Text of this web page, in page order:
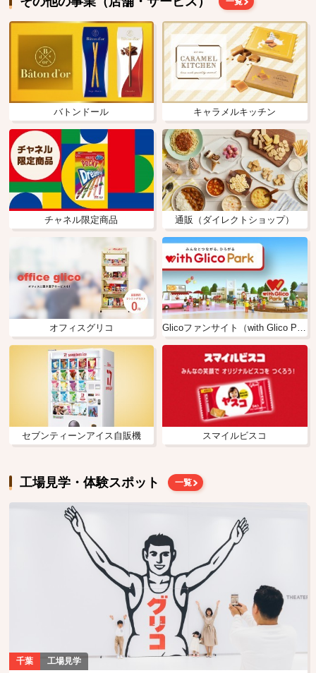
バトンドール キャラメルキッチン
チャネル限定商品 通販（ダイレクトショップ）
オフィスグリコ
セブンティーンアイス自販機 スマイルビスコ
工場見学・体験スポット 一覧
千葉 工場見学